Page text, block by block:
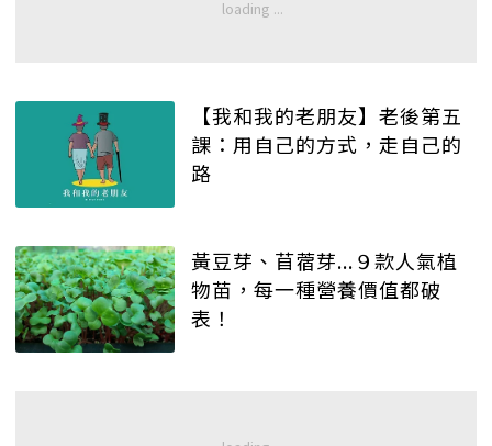
【我和我的老朋友】老後第五
課：用自己的方式，走自己的
路
黃豆芽、苜蓿芽...９款人氣植
物苗，每一種營養價值都破
表！